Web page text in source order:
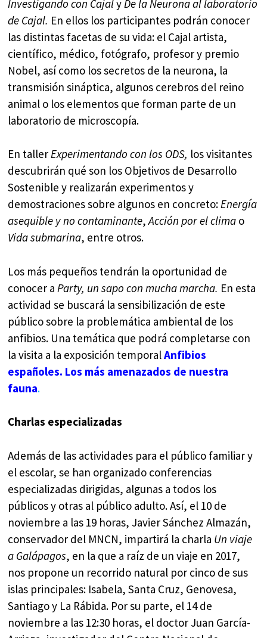
Investigando con CajalyDe la Neurona al laboratorio
de Cajal. En ellos los participantes podrán conocer
las distintas facetas de su vida: el Cajal artista,
científico, médico, fotógrafo, profesor y premio
Nobel, así como los secretos de la neurona, la
transmisión sináptica, algunos cerebros del reino
animal o los elementos que forman parte de un
laboratorio de microscopía.
En tallerExperimentando con los ODS, los visitantes
descubrirán qué son los Objetivos de Desarrollo
Sostenible y realizarán experimentos y
demostraciones sobre algunos en concreto:Energía
asequible y no contaminante,Acción por el clima o
Vida submarina, entre otros.
Los más pequeños tendrán la oportunidad de
conocer aParty, un sapo con mucha marcha. En esta
actividad se buscará la sensibilización de este
público sobre la problemática ambiental de los
anfibios. Una temática que podrá completarse con
la visita a la exposición temporalAnfibios
españoles. Los más amenazados de nuestra
fauna.
Charlas especializadas
Además de las actividades para el público familiar y
el escolar, se han organizado conferencias
especializadas dirigidas, algunas a todos los
públicos y otras al público adulto. Así, el 10 de
noviembre a las 19 horas, Javier Sánchez Almazán,
conservador del MNCN, impartirá la charla Un viaje
a Galápagos, en la que a raíz de un viaje en 2017,
nos propone un recorrido natural por cinco de sus
islas principales: Isabela, Santa Cruz, Genovesa,
Santiago y La Rábida. Por su parte, el 14 de
noviembre a las 12:30 horas, el doctor Juan García-